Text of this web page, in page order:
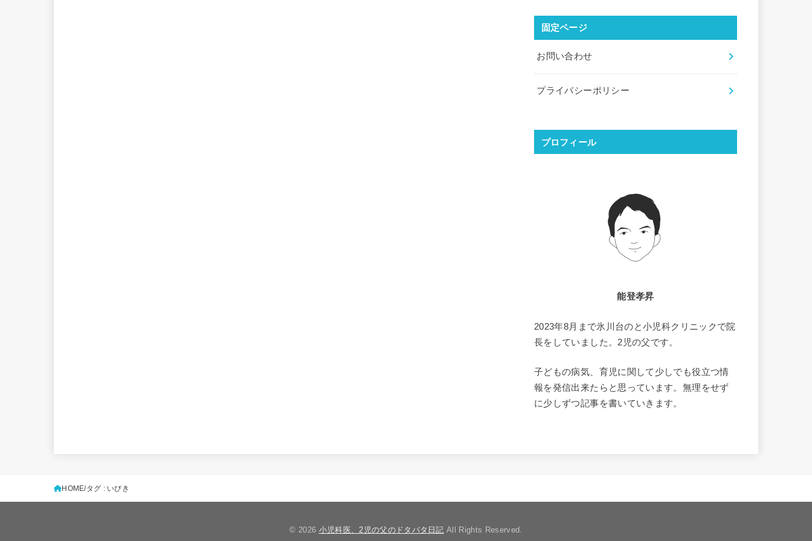
固定ページ
お問い合わせ
プライバシーポリシー
プロフィール
能登孝昇
2023年8月まで氷川台のと小児科クリニックで院
長をしていました。2児の父です。
子どもの病気、育児に関して少しでも役立つ情
報を発信出来たらと思っています。無理をせず
に少しずつ記事を書いていきます。
HOME タグ : いびき
© 2026 小児科医、2児の父のドタバタ日記 All Rights Reserved.